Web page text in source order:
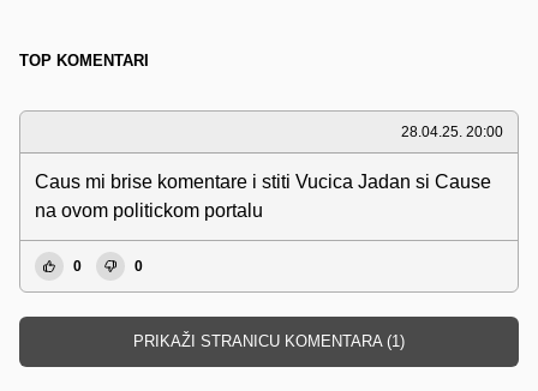
TOP KOMENTARI
28.04.25. 20:00
Caus mi brise komentare i stiti Vucica Jadan si Cause
na ovom politickom portalu
0 0
PRIKAŽI STRANICU KOMENTARA (1)